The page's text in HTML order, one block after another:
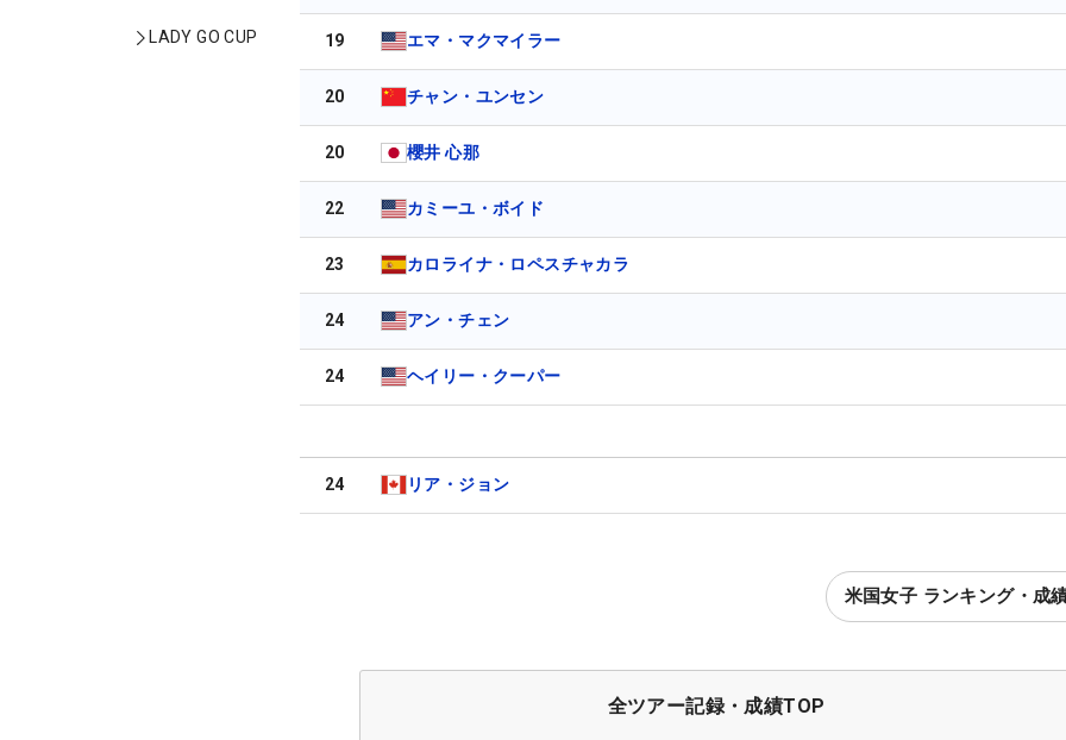
LADY GO CUP 19 エマ・マクマイラー
20 チャン・ユンセン
20 櫻井 心那
22 カミーユ・ボイド
23 カロライナ・ロペスチャカラ
24 アン・チェン
24 ヘイリー・クーパー
24 リア・ジョン
米国女子 ランキング・成
全ツアー記録・成績TOP